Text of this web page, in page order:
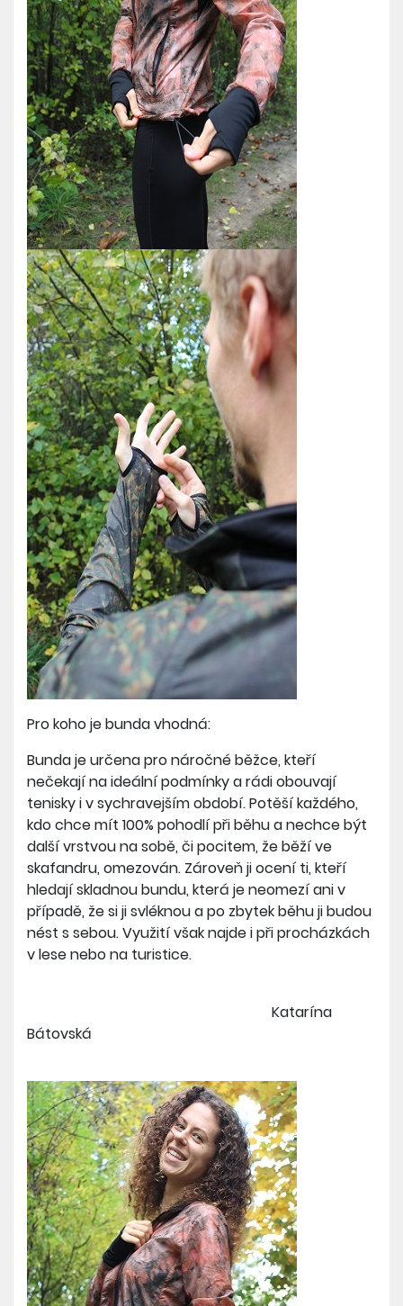
Pro koho je bunda vhodná:
Bunda je určena pro náročné běžce, kteří
nečekají na ideální podmínky a rádi obouvají
tenisky i v sychravejším období. Potěší každého,
kdo chce mít 100% pohodlí při běhu a nechce být
další vrstvou na sobě, či pocitem, že běží ve
skafandru, omezován. Zároveň ji ocení ti, kteří
hledají skladnou bundu, která je neomezí ani v
případě, že si ji svléknou a po zbytek běhu ji budou
nést s sebou. Využití však najde i při procházkách
v lese nebo na turistice.
Katarína
Bátovská